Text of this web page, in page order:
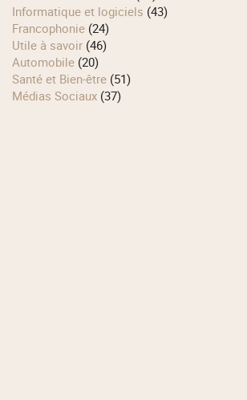
Informatique et logiciels (43)
Francophonie (24)
Utile à savoir (46)
Automobile (20)
Santé et Bien-être (51)
Médias Sociaux (37)